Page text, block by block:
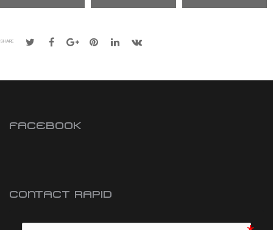
SHARE
FACEBOOK
CONTACT RAPID